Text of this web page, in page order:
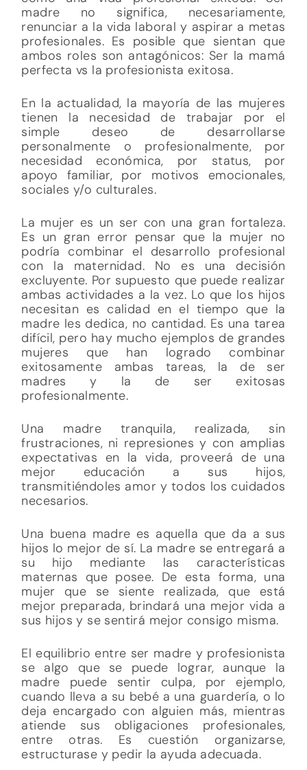
madre no significa, necesariamente,
renunciar a la vida laboral y aspirar a metas
profesionales. Es posible que sientan que
ambos roles son antagónicos: Ser la mamá
perfecta vs la profesionista exitosa.
En la actualidad, la mayoría de las mujeres
tienen la necesidad de trabajar por el
simple deseo de desarrollarse
personalmente o profesionalmente, por
necesidad económica, por status, por
apoyo familiar, por motivos emocionales,
sociales y/o culturales.
La mujer es un ser con una gran fortaleza.
Es un gran error pensar que la mujer no
podría combinar el desarrollo profesional
con la maternidad. No es una decisión
excluyente. Por supuesto que puede realizar
ambas actividades a la vez. Lo que los hijos
necesitan es calidad en el tiempo que la
madre les dedica, no cantidad. Es una tarea
difícil, pero hay mucho ejemplos de grandes
mujeres que han logrado combinar
exitosamente ambas tareas, la de ser
madres y la de ser exitosas
profesionalmente.
Una madre tranquila, realizada, sin
frustraciones, ni represiones y con amplias
expectativas en la vida, proveerá de una
mejor educación a sus hijos,
transmitiéndoles amor y todos los cuidados
necesarios.
Una buena madre es aquella que da a sus
hijos lo mejor de sí. La madre se entregará a
su hijo mediante las características
maternas que posee. De esta forma, una
mujer que se siente realizada, que está
mejor preparada, brindará una mejor vida a
sus hijos y se sentirá mejor consigo misma.
El equilibrio entre ser madre y profesionista
se algo que se puede lograr, aunque la
madre puede sentir culpa, por ejemplo,
cuando lleva a su bebé a una guardería, o lo
deja encargado con alguien más, mientras
atiende sus obligaciones profesionales,
entre otras. Es cuestión organizarse,
estructurase y pedir la ayuda adecuada.